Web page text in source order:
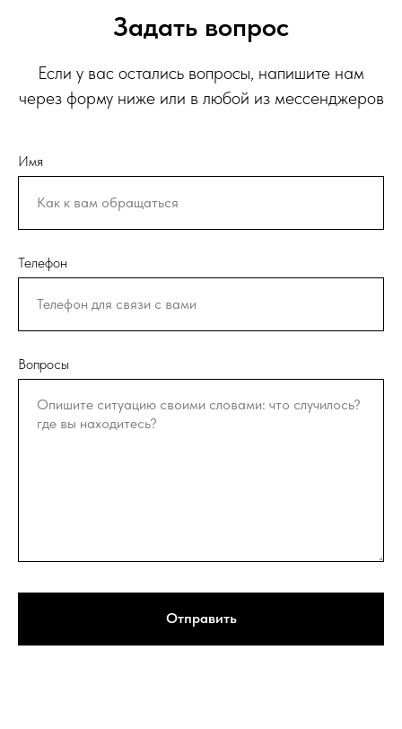
Задать вопрос
Если у вас остались вопросы, напишите нам
через форму ниже или в любой из мессенджеров
Имя
Телефон
Вопросы
Отправить